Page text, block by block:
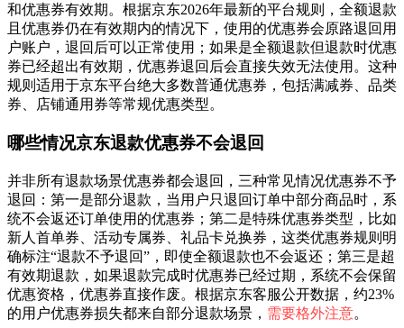
和优惠券有效期。根据京东2026年最新的平台规则，全额退款
且优惠券仍在有效期内的情况下，使用的优惠券会原路退回用
户账户，退回后可以正常使用；如果是全额退款但退款时优惠
券已经超出有效期，优惠券退回后会直接失效无法使用。这种
规则适用于京东平台绝大多数普通优惠券，包括满减券、品类
券、店铺通用券等常规优惠类型。
哪些情况京东退款优惠券不会退回
并非所有退款场景优惠券都会退回，三种常见情况优惠券不予
退回：第一是部分退款，当用户只退回订单中部分商品时，系
统不会返还订单使用的优惠券；第二是特殊优惠券类型，比如
新人首单券、活动专属券、礼品卡兑换券，这类优惠券规则明
确标注“退款不予退回”，即使全额退款也不会返还；第三是超
有效期退款，如果退款完成时优惠券已经过期，系统不会保留
优惠资格，优惠券直接作废。根据京东客服公开数据，约23%
的用户优惠券损失都来自部分退款场景， 需要格外注意。